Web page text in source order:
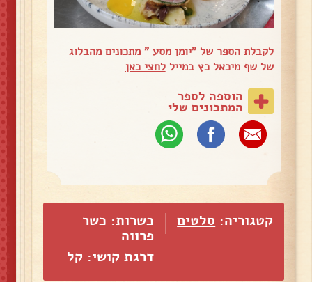
לקבלת הספר של "יומן מסע " מתכונים מהבלוג
של שף מיכאל כץ במייללחצי כאן
הוספה לספר
המתכונים שלי
קטגוריה: סלטים
כשרות: כשר
פרווה
דרגת קושי: קל